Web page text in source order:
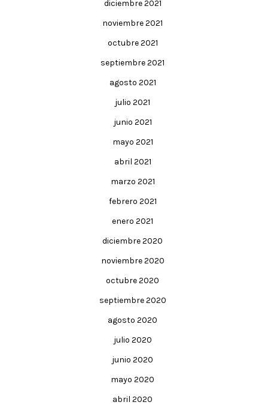
diciembre 2021
noviembre 2021
octubre 2021
septiembre 2021
agosto 2021
julio 2021
junio 2021
mayo 2021
abril 2021
marzo 2021
febrero 2021
enero 2021
diciembre 2020
noviembre 2020
octubre 2020
septiembre 2020
agosto 2020
julio 2020
junio 2020
mayo 2020
abril 2020